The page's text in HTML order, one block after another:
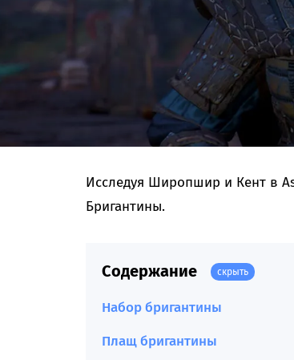
Исследуя Широпшир и Кент в
Бригантины.
Содержание скрыть
Набор бригантины
Плащ бригантины